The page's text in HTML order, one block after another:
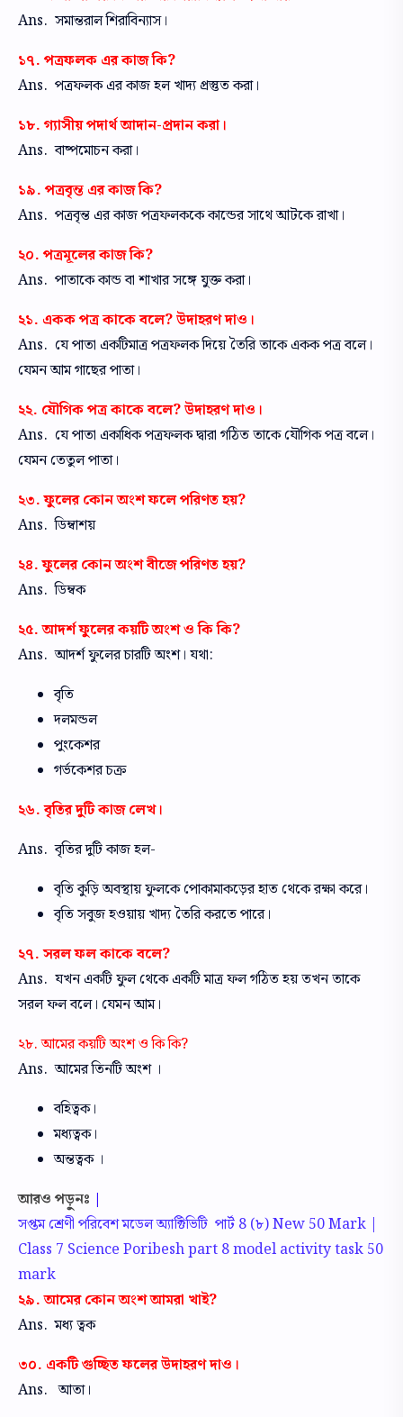
Ans. সমান্তরাল শিরাবিন্যাস।
১৭. পত্রফলক এর কাজ কি?
Ans. পত্রফলক এর কাজ হল খাদ্য প্রস্তুত করা।
১৮. গ্যাসীয় পদার্থ আদান-প্রদান করা।
Ans. বাষ্পমোচন করা।
১৯. পত্রবৃন্ত এর কাজ কি?
Ans. পত্রবৃন্ত এর কাজ পত্রফলককে কান্ডের সাথে আটকে রাখা।
২০. পত্রমূলের কাজ কি?
Ans. পাতাকে কান্ড বা শাখার সঙ্গে যুক্ত করা।
২১. একক পত্র কাকে বলে? উদাহরণ দাও।
Ans. যে পাতা একটিমাত্র পত্রফলক দিয়ে তৈরি তাকে একক পত্র বলে।
যেমন আম গাছের পাতা।
২২. যৌগিক পত্র কাকে বলে? উদাহরণ দাও।
Ans. যে পাতা একাধিক পত্রফলক দ্বারা গঠিত তাকে যৌগিক পত্র বলে।
যেমন তেতুল পাতা।
২৩. ফুলের কোন অংশ ফলে পরিণত হয়?
Ans. ডিম্বাশয়
২৪. ফুলের কোন অংশ বীজে পরিণত হয়?
Ans. ডিম্বক
২৫. আদর্শ ফুলের কয়টি অংশ ও কি কি?
Ans. আদর্শ ফুলের চারটি অংশ। যথা:
বৃতি
দলমন্ডল
পুংকেশর
গর্ভকেশর চক্র
২৬. বৃতির দুটি কাজ লেখ।
Ans. বৃতির দুটি কাজ হল-
বৃতি কুড়ি অবস্থায় ফুলকে পোকামাকড়ের হাত থেকে রক্ষা করে।
বৃতি সবুজ হওয়ায় খাদ্য তৈরি করতে পারে।
২৭. সরল ফল কাকে বলে?
Ans. যখন একটি ফুল থেকে একটি মাত্র ফল গঠিত হয় তখন তাকে
সরল ফল বলে। যেমন আম।
২৮. আমের কয়টি অংশ ও কি কি?
Ans. আমের তিনটি অংশ ।
বহিত্বক।
মধ্যত্বক।
অন্তত্বক ।
আরও পড়ুনঃ |
সপ্তম শ্রেণী পরিবেশ মডেল অ্যাক্টিভিটি পার্ট 8 (৮) New 50 Mark |
Class 7 Science Poribesh part 8 model activity task 50
mark
২৯. আমের কোন অংশ আমরা খাই?
Ans. মধ্য ত্বক
৩০. একটি গুচ্ছিত ফলের উদাহরণ দাও।
Ans. আতা।